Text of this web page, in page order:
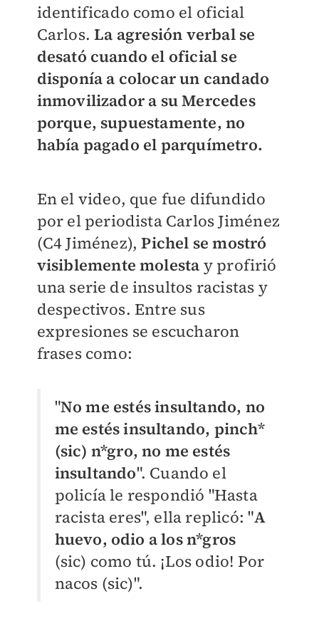
identificado como el oficial
Carlos.La agresión verbal se
desató cuando el oficial se
disponía a colocar un candado
inmovilizador a su Mercedes
porque, supuestamente, no
había pagado el parquímetro.
En el video, que fue difundido
por el periodista Carlos Jiménez
(C4 Jiménez),Pichel se mostró
visiblemente molesta y profirió
una serie de insultos racistas y
despectivos. Entre sus
expresiones se escucharon
frases como:
"No me estés insultando, no
me estés insultando, pinch*
(sic) n*gro, no me estés
insultando". Cuando el
policía le respondió "Hasta
racista eres", ella replicó: "A
huevo, odio a los n*gros
(sic) como tú. ¡Los odio! Por
nacos (sic)".